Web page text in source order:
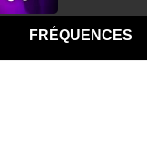
FRÉQUENCES